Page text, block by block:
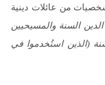
من عائلات دينية
السنة والمسيحيين
(الذين استُخدموا في